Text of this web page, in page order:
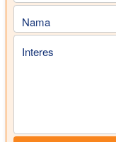
Nama
Interes